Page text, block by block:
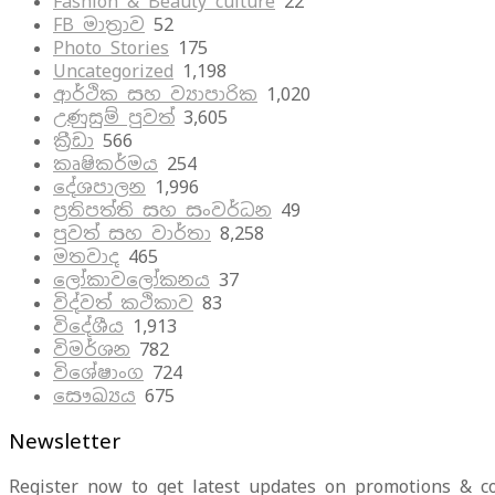
FB මාත්‍රාව 52
Photo Stories 175
Uncategorized 1,198
ආර්ථික සහ ව්‍යාපාරික 1,020
උණුසුම් පුවත් 3,605
ක්‍රීඩා 566
කෘෂිකර්මය 254
දේශපාලන 1,996
ප්‍රතිපත්ති සහ සංවර්ධන 49
පුවත් සහ වාර්තා 8,258
මතවාද 465
ලෝකාවලෝකනය 37
විද්වත් කථිකාව 83
විදේශීය 1,913
විමර්ශන 782
විශේෂාංග 724
සෞඛ්‍යය 675
Newsletter
Register now to get latest updates on promotions &